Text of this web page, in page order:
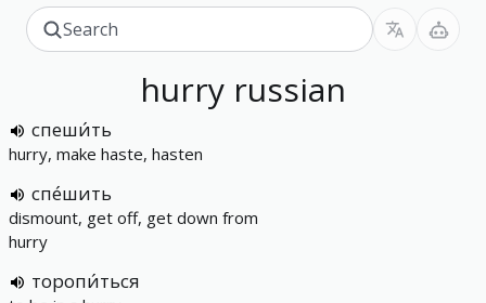
hurry russian
спеши́ть
hurry, make haste, hasten
спе́шить
dismount, get off, get down from
hurry
торопи́ться